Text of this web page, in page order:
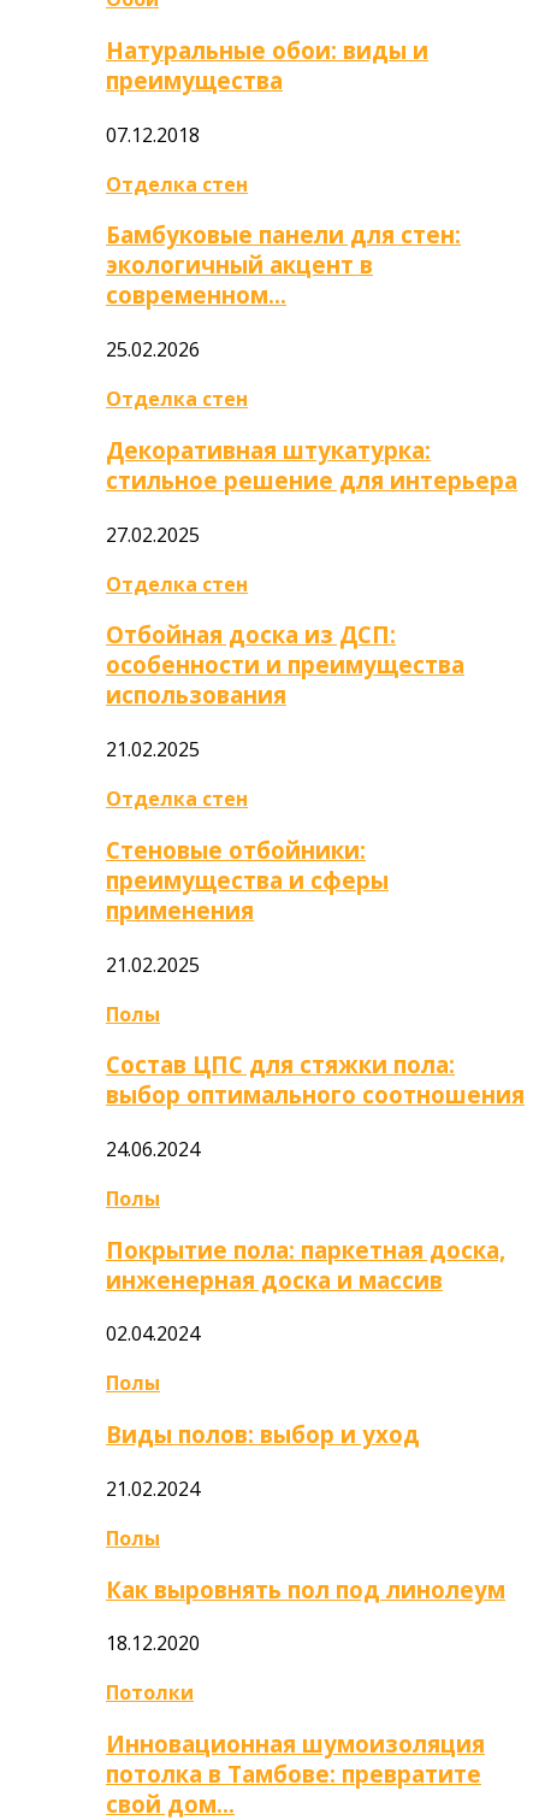
Натуральные обои: виды и
преимущества
07.12.2018
Отделка стен
Бамбуковые панели для стен:
экологичный акцент в
современном…
25.02.2026
Отделка стен
Декоративная штукатурка:
стильное решение для интерьера
27.02.2025
Отделка стен
Отбойная доска из ДСП:
особенности и преимущества
использования
21.02.2025
Отделка стен
Стеновые отбойники:
преимущества и сферы
применения
21.02.2025
Полы
Состав ЦПС для стяжки пола:
выбор оптимального соотношения
24.06.2024
Полы
Покрытие пола: паркетная доска,
инженерная доска и массив
02.04.2024
Полы
Виды полов: выбор и уход
21.02.2024
Полы
Как выровнять пол под линолеум
18.12.2020
Потолки
Инновационная шумоизоляция
потолка в Тамбове: превратите
свой дом…